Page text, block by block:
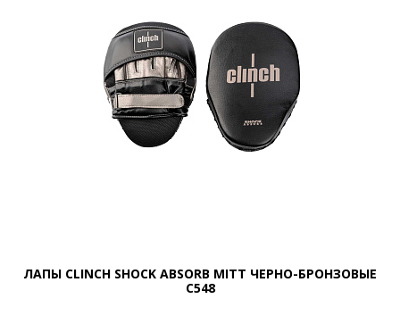
ЛАПЫ CLINCH SHOCK ABSORB MITT ЧЕРНО-БРОНЗОВЫЕ
C548